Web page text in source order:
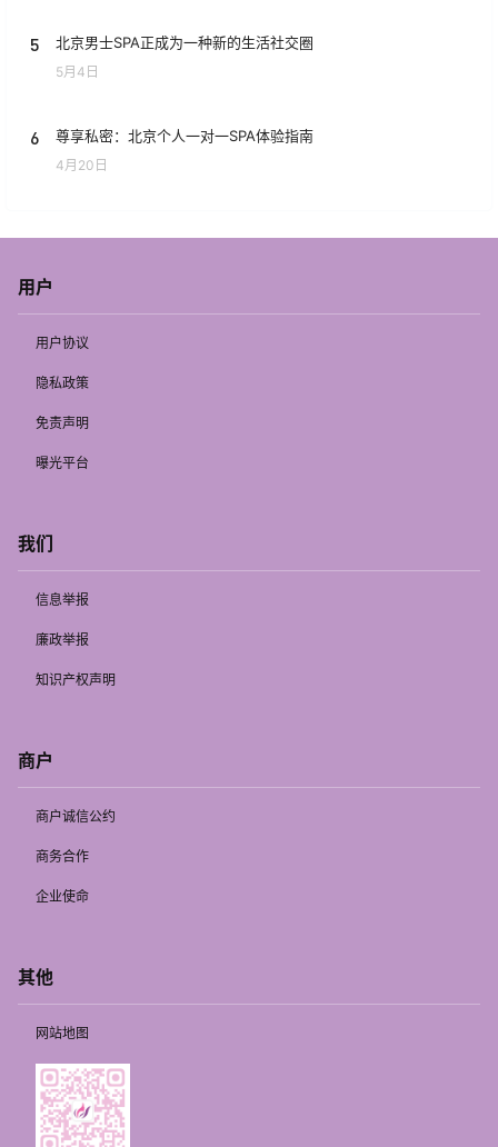
5 北京男士SPA正成为一种新的生活社交圈
5月4日
6 尊享私密：北京个人一对一SPA体验指南
4月20日
用户
用户协议
隐私政策
免责声明
曝光平台
我们
信息举报
廉政举报
知识产权声明
商户
商户诚信公约
商务合作
企业使命
其他
网站地图